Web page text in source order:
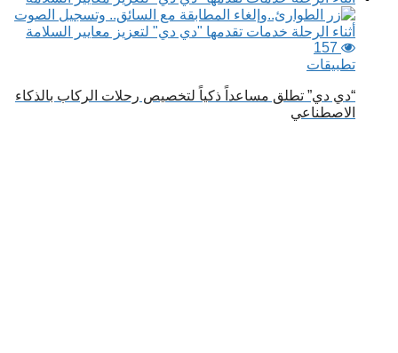
157
تطبيقات
“دي دي” تطلق مساعداً ذكياً لتخصيص رحلات الركاب بالذكاء
الاصطناعي